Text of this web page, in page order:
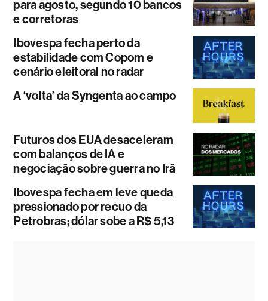
para agosto, segundo 10 bancos
e corretoras
Ibovespa fecha perto da
estabilidade com Copom e
cenário eleitoral no radar
A ‘volta’ da Syngenta ao campo
Futuros dos EUA desaceleram
com balanços de IA e
negociação sobre guerra no Irã
Ibovespa fecha em leve queda
pressionado por recuo da
Petrobras; dólar sobe a R$ 5,13